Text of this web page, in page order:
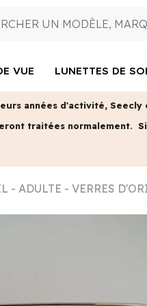
VUE LUNETTES DE
années d'activité, Seecly
traitées normalement.
- ADULTE - VERRES